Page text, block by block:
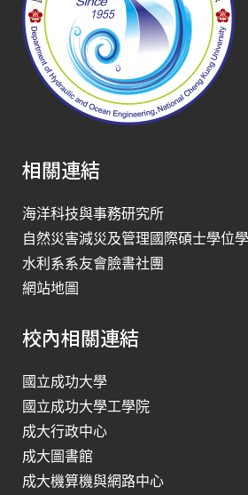
相關連結
海洋科技與事務研究所
自然災害減災及管理國際碩士學位
水利系系友會臉書社團
網站地圖
校內相關連結
國立成功大學
國立成功大學工學院
成大行政中心
成大圖書館
成大機算機與網路中心